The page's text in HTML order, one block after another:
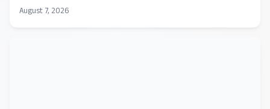
August 7, 2026